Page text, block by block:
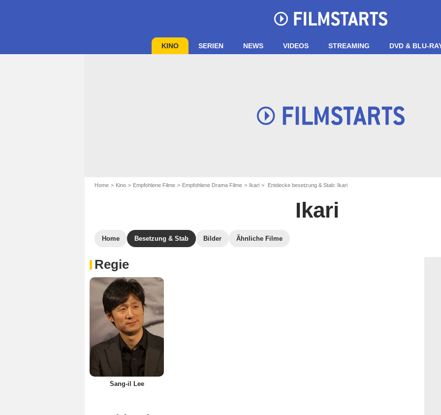
KINO SERIEN NEWS VIDEOS STREAMING DVD & BLU-
Home Kino Empfohlene Filme Empfohlene Drama Filme Ikari Entdecke besetzung & Stab: Ikari
Ikari
Home Besetzung & Stab Bilder Ähnliche Filme
Regie
Sang-il Lee